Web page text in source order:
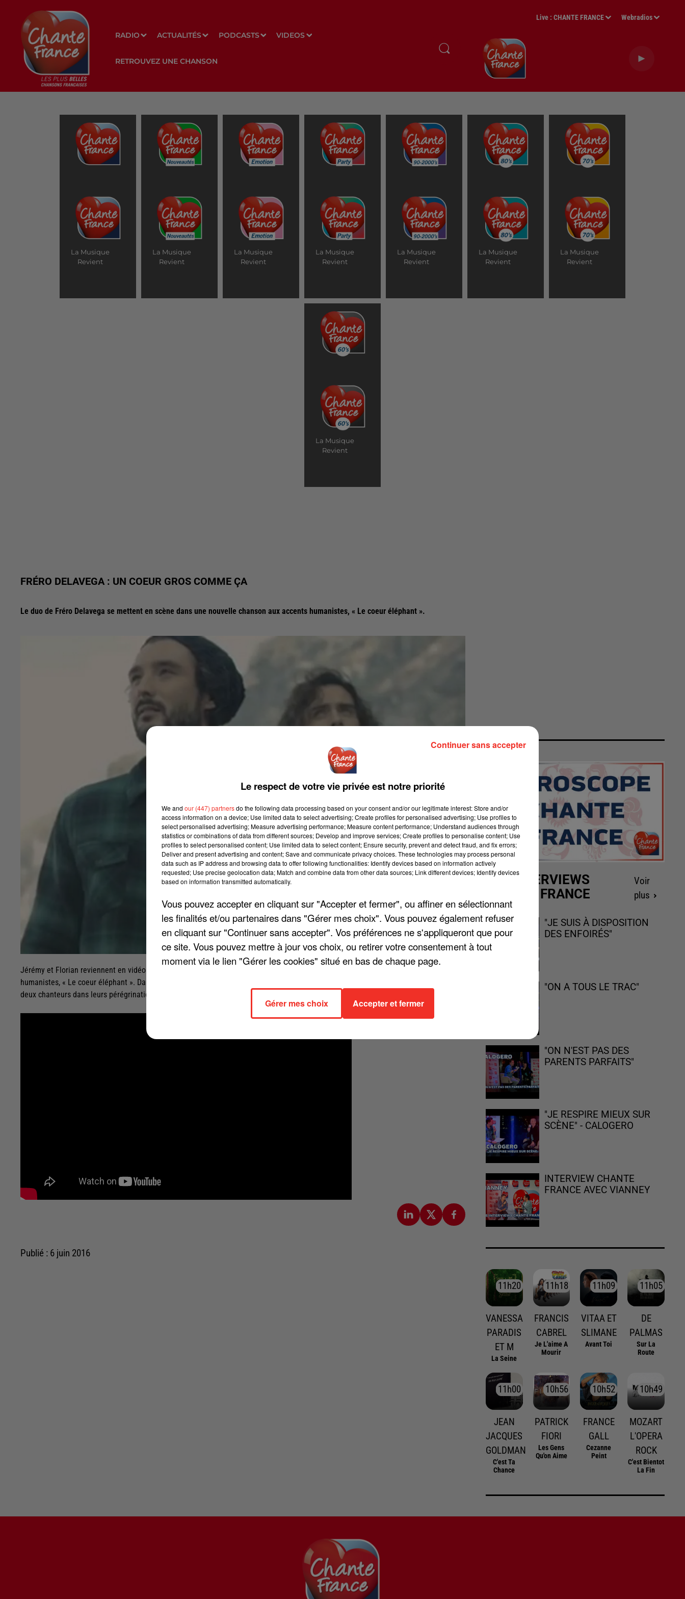
RADIO ACTUALITÉS PODCASTS VIDEOS
RETROUVEZ UNE CHANSON
Live :CHANTE FRANCE Webradios
La Musique
Revient
La Musique
Revient
La Musique
Revient
La Musique
Revient
La Musique
Revient
La Musique
Revient
La Musique
Revient
La Musique
Revient
FRÉRO DELAVEGA : UN COEUR GROS COMME ÇA
Le duo de Fréro Delavega se mettent en scène dans une nouvelle chanson aux accents humanistes, « Le coeur éléphant ».
Jérémy et Florian reviennent en vidéo. Le duo de Fréro Delavega se mettent en scène dans une nouvelle chanson aux accents
humanistes, « Le coeur éléphant ». Dans ce clip issu d'une chanson de leur nouvel album, « Des ombres et des lumières », on suit les
deux chanteurs dans leurs pérégrinations dans le Pays Basque. Regardez :
Publié : 6 juin 2016
LES INTERVIEWS
CHANTE FRANCE
Voir
plus
"JE SUIS À DISPOSITION
DES ENFOIRÉS"
"ON A TOUS LE TRAC"
"ON N'EST PAS DES
PARENTS PARFAITS"
"JE RESPIRE MIEUX SUR
SCÈNE" - CALOGERO
INTERVIEW CHANTE
FRANCE AVEC VIANNEY
11h20
11h20
VANESSA
PARADIS
ET M
La Seine
11h18
11h18
FRANCIS
CABREL
Je L'aime A
Mourir
11h09
11h09
VITAA ET
SLIMANE
Avant Toi
11h05
11h05
DE
PALMAS
Sur La
Route
11h00
11h00
JEAN
JACQUES
GOLDMAN
C'est Ta
Chance
10h56
10h56
PATRICK
FIORI
Les Gens
Qu'on Aime
10h52
10h52
FRANCE
GALL
Cezanne
Peint
10h49
10h49
MOZART
L'OPERA
ROCK
C'est Bientot
La Fin
Le respect de votre vie privée est notre priorité
We and our (447) partnersdo the following data processing based on your consent and/or our legitimate interest: Store and/or
access information on a device; Use limited data to select advertising; Create profiles for personalised advertising; Use profiles to
select personalised advertising; Measure advertising performance; Measure content performance; Understand audiences through
statistics or combinations of data from different sources; Develop and improve services; Create profiles to personalise content; Use
profiles to select personalised content; Use limited data to select content; Ensure security, prevent and detect fraud, and fix errors;
Deliver and present advertising and content; Save and communicate privacy choices. These technologies may process personal
data such as IP address and browsing data to offer following functionalities: Identify devices based on information actively
requested; Use precise geolocation data; Match and combine data from other data sources; Link different devices; Identify devices
based on information transmitted automatically.
Vous pouvez accepter en cliquant sur "Accepter et fermer", ou affiner en sélectionnant
les finalités et/ou partenaires dans "Gérer mes choix". Vous pouvez également refuser
en cliquant sur "Continuer sans accepter". Vos préférences ne s'appliqueront que pour
ce site. Vous pouvez mettre à jour vos choix, ou retirer votre consentement à tout
moment via le lien "Gérer les cookies" situé en bas de chaque page.
Gérer mes choix Accepter et fermer
Continuer sans accepter